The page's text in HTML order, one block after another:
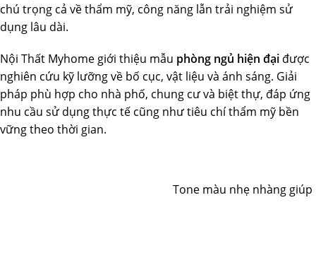
chú trọng cả về thẩm mỹ, công năng lẫn trải nghiệm sử
dụng lâu dài.
Nội Thất Myhome giới thiệu mẫu phòng ngủ hiện đại được
nghiên cứu kỹ lưỡng về bố cục, vật liệu và ánh sáng. Giải
pháp phù hợp cho nhà phố, chung cư và biệt thự, đáp ứng
nhu cầu sử dụng thực tế cũng như tiêu chí thẩm mỹ bền
vững theo thời gian.
Tone màu nhẹ nhàng